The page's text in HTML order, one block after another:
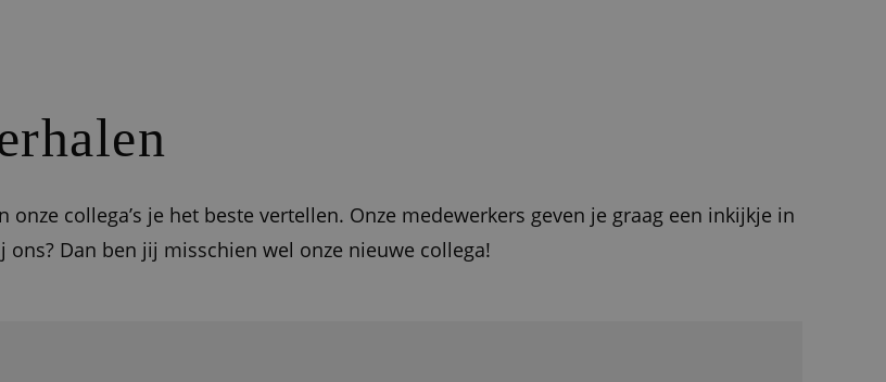
collega’s je het beste vertellen. Onze medewerkers geven je graag een inkijkje in
Dan ben jij misschien wel onze nieuwe collega!